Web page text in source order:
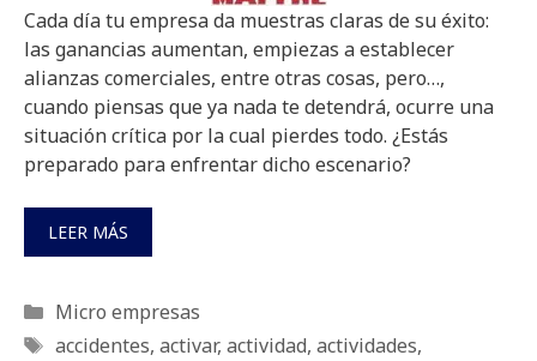
Cada día tu empresa da muestras claras de su éxito:
las ganancias aumentan, empiezas a establecer
alianzas comerciales, entre otras cosas, pero…,
cuando piensas que ya nada te detendrá, ocurre una
situación crítica por la cual pierdes todo. ¿Estás
preparado para enfrentar dicho escenario?
LEER MÁS
Categorías
Micro empresas
Etiquetas
accidentes, activar, actividad, actividades,